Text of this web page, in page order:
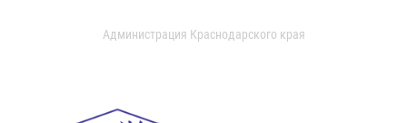
Администрация Краснодарского края